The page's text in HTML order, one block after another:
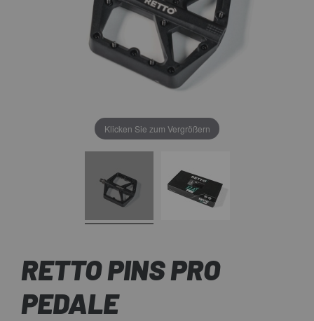
Klicken Sie zum Vergrößern
RETTO PINS PRO
PEDALE